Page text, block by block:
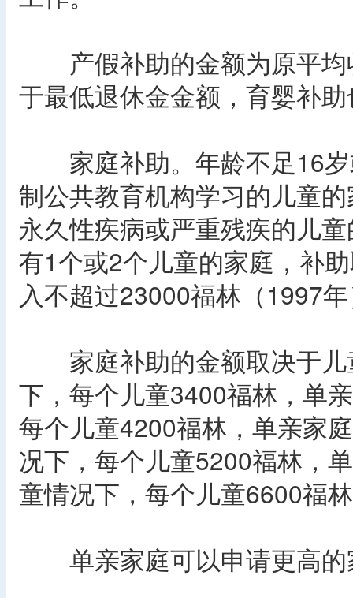
产假补助的金额为原平均
于最低退休金金额，育婴补
家庭补助。年龄不足16岁
制公共教育机构学习的儿童
永久性疾病或严重残疾的儿
有1个或2个儿童的家庭，补
入不超过23000福林（1997
家庭补助的金额取决于儿
下，每个儿童3400福林，单
每个儿童4200福林，单亲家
况下，每个儿童5200福林，
童情况下，每个儿童6600福
单亲家庭可以申请更高的